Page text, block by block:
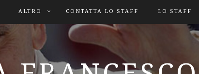
ALTRO CONTATTA LO STAFF LO STAFF